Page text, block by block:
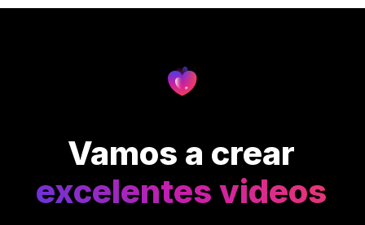
Vamos a crear
excelentes videos